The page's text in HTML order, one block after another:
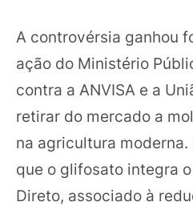
A controvérsia ganhou
ação do Ministério
contra a ANVISA e a
retirar do mercado a
na agricultura
que o glifosato integra
Direto, associado à